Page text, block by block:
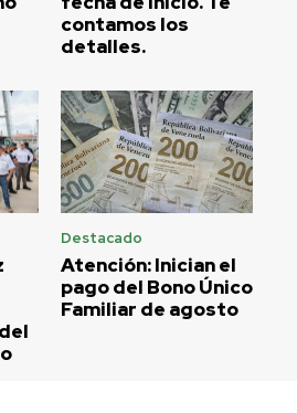
contamos los
detalles.
Destacado
Atención: Inician el
pago del Bono Único
Familiar de agosto